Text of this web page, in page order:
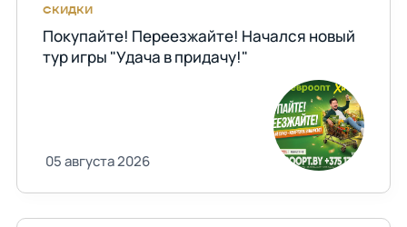
СКИДКИ
Покупайте! Переезжайте! Начался новый
тур игры "Удача в придачу!"
05 августа 2026